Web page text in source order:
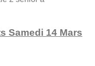
Samedi 14 Mars